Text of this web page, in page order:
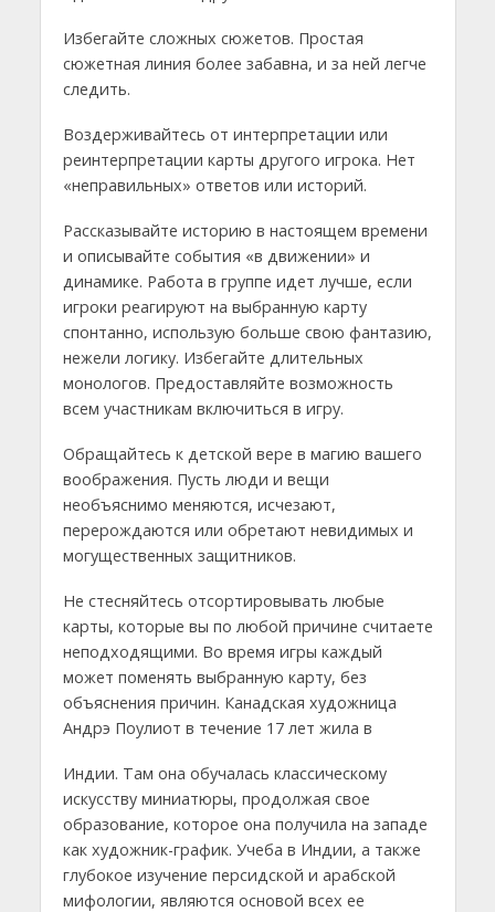
Избегайте сложных сюжетов. Простая
сюжетная линия более забавна, и за ней легче
следить.
Воздерживайтесь от интерпретации или
реинтерпретации карты другого игрока. Нет
«неправильных» ответов или историй.
Рассказывайте историю в настоящем времени
и описывайте события «в движении» и
динамике. Работа в группе идет лучше, если
игроки реагируют на выбранную карту
спонтанно, использую больше свою фантазию,
нежели логику. Избегайте длительных
монологов. Предоставляйте возможность
всем участникам включиться в игру.
Обращайтесь к детской вере в магию вашего
воображения. Пусть люди и вещи
необъяснимо меняются, исчезают,
перерождаются или обретают невидимых и
могущественных защитников.
Не стесняйтесь отсортировывать любые
карты, которые вы по любой причине считаете
неподходящими. Во время игры каждый
может поменять выбранную карту, без
объяснения причин. Канадская художница
Андрэ Поулиот в течение 17 лет жила в
Индии. Там она обучалась классическому
искусству миниатюры, продолжая свое
образование, которое она получила на западе
как художник-график. Учеба в Индии, а также
глубокое изучение персидской и арабской
мифологии, являются основой всех ее